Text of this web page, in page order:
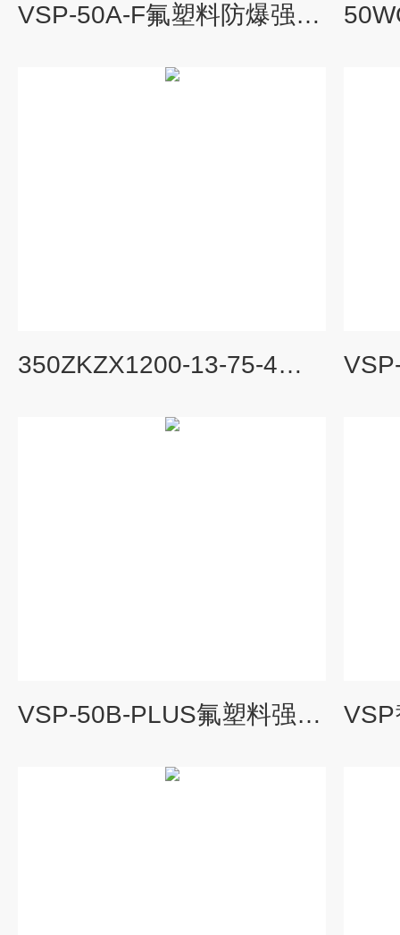
VSP-50A-F氟塑料防爆强力真空自吸泵 高吸程自吸泵
350ZKZX1200-13-75-4强力自吸排污泵 高吸程自吸泵
VSP-50B-PLUS氟塑料强力自吸泵 高吸程自吸泵